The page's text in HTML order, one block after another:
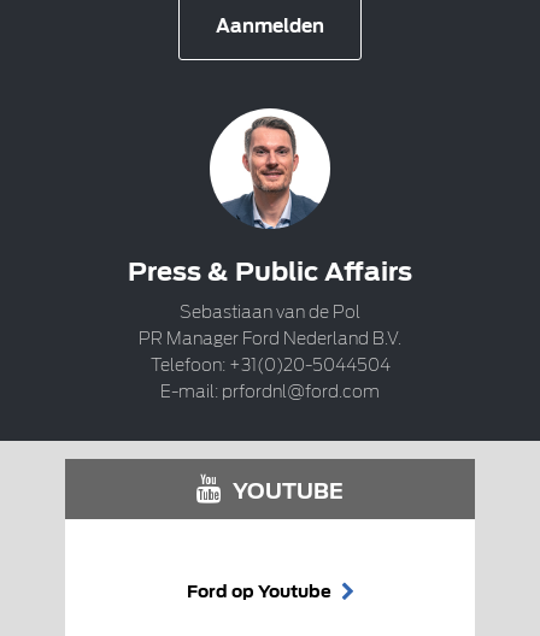
Aanmelden
Press & Public Affairs
Sebastiaan van de Pol
PR Manager Ford Nederland B.V.
Telefoon: +31(0)20-5044504
E-mail: prfordnl@ford.com
YOUTUBE
Ford op Youtube